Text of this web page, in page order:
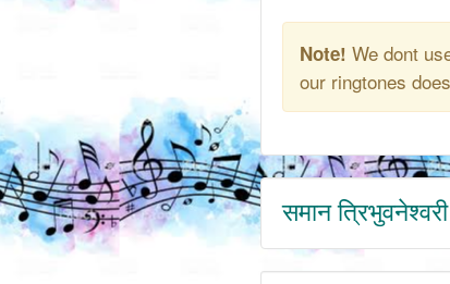
Note! We dont
our ringtones
समान